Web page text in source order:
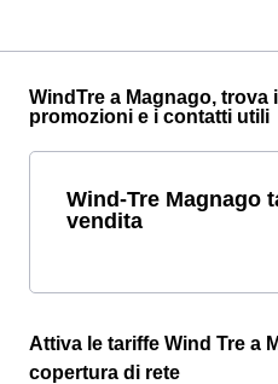
WindTre a Magnago, trova
promozioni e i contatti utili
Wind-Tre Magnago
vendita
Attiva le tariffe Wind Tre a
copertura di rete